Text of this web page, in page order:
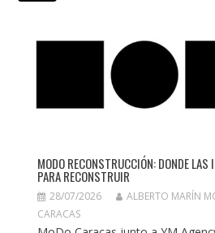
MODO RECONSTRUCCIÓN: DONDE LAS
PARA RECONSTRUIR
28/07/2026 ALBERTO MARÍN
CARACAS